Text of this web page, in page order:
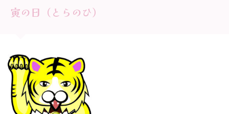
寅の日（とらのひ）